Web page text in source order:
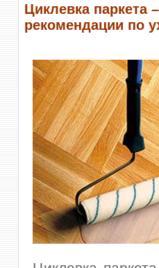
Циклевка паркета
рекомендации по